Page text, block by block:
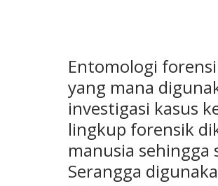
Entomologi
yang mana
investigasi kasus
lingkup forensik
manusia
Serangga